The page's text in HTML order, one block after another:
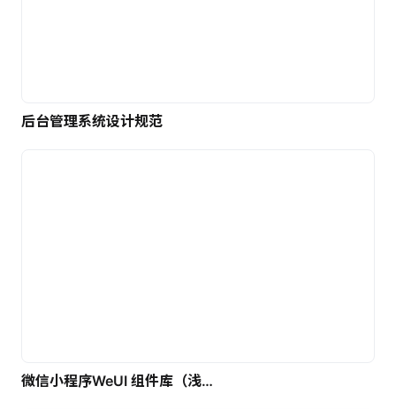
后台管理系统设计规范
微信小程序WeUI 组件库（浅色）| 免费UI设计素材